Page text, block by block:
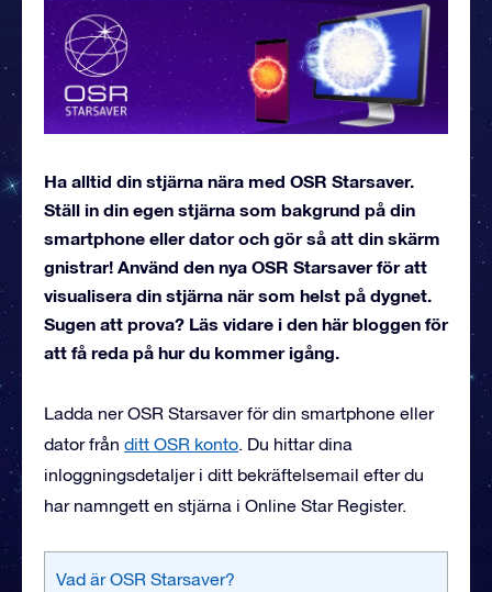
Ha alltid din stjärna nära med OSR Starsaver.
Ställ in din egen stjärna som bakgrund på din
smartphone eller dator och gör så att din skärm
gnistrar! Använd den nya OSR Starsaver för att
visualisera din stjärna när som helst på dygnet.
Sugen att prova? Läs vidare i den här bloggen för
att få reda på hur du kommer igång.
Ladda ner OSR Starsaver för din smartphone eller
dator från ditt OSR konto. Du hittar dina
inloggningsdetaljer i ditt bekräftelsemail efter du
har namngett en stjärna i Online Star Register.
Vad är OSR Starsaver?